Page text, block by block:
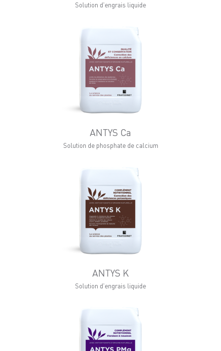
Solution d'engrais liquide
ANTYS Ca
Solution de phosphate de calcium
ANTYS K
Solution d'engrais liquide